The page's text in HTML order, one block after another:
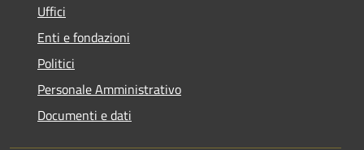
Uffici
Enti e fondazioni
Politici
Personale Amministrativo
Documenti e dati